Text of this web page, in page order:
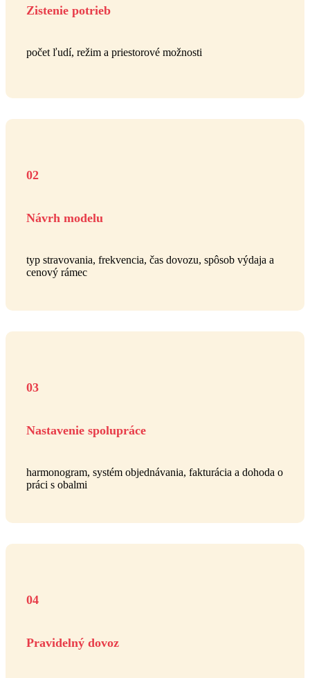
Zistenie potrieb
počet ľudí, režim a priestorové možnosti
02
Návrh modelu
typ stravovania, frekvencia, čas dovozu, spôsob výdaja a
cenový rámec
03
Nastavenie spolupráce
harmonogram, systém objednávania, fakturácia a dohoda o
práci s obalmi
04
Pravidelný dovoz